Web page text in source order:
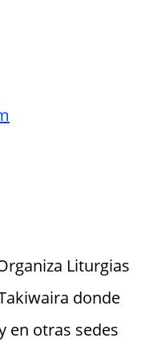
Liturgias
donde
en otras sedes